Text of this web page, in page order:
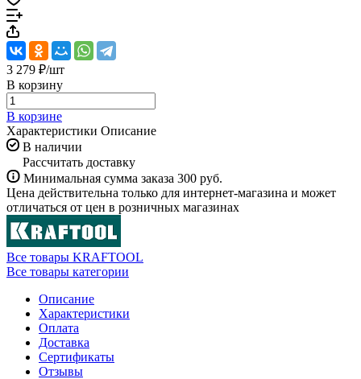
3 279 ₽/шт
В корзину
В корзине
Характеристики Описание
В наличии
Рассчитать доставку
Минимальная сумма заказа 300 руб.
Цена действительна только для интернет-магазина и может
отличаться от цен в розничных магазинах
Все товары KRAFTOOL
Все товары категории
Описание
Характеристики
Оплата
Доставка
Сертификаты
Отзывы